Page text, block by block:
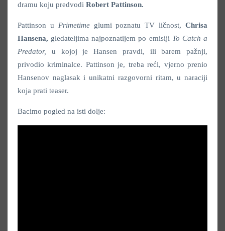
dramu koju predvodi Robert Pattinson.
Pattinson u Primetime glumi poznatu TV ličnost,Chrisa
Hansena, gledateljima najpoznatijem po emisiji To Catch a
Predator, u kojoj je Hansen pravdi, ili barem pažnji,
privodio kriminalce. Pattinson je, treba reći, vjerno prenio
Hansenov naglasak i unikatni razgovorni ritam, u naraciji
koja prati teaser.
Bacimo pogled na isti dolje: